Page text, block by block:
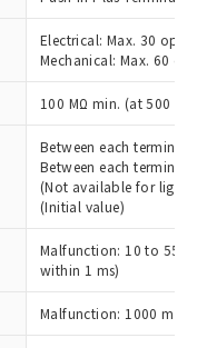
Electrical: Max. 30
Mechanical: Max. 60
100 MΩ min. (at 500
Between each
Between each terminal
(Not available for
(Initial value)
Malfunction: 10 to 55
within 1 ms)
Malfunction: 1000 m/s
での社内デー
のであり、閲
在庫および標
あることをご
準価格はお客
客様担当のオ
当社販売員に
や当社販売拠
」をご確認
結果を当社の
漏洩または開
す。
以下、 カド
臭化ビフェニル
ェニルエーテル類
エチルヘキシ
イソブチル
御機器に対する
は閾値を超える意
す。
：
、 Cd(カドミウ
ポリ臭化ビフェ
フェニルエーテ
フタル酸ジ
ブチルベンジ
)) : 1000ppm
すべてが基
場合は、日本
役務取引許
な手続きを
る場合は、完
に輸出されな
ます。
器、ミサイ
またはその他
装置等に一切
者に販売する
3の内容を当
また当社は、
が在庫あり
状況につ
取引先、ま
ムロン制御
売員にご確